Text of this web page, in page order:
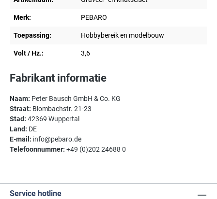
Merk: PEBARO
Toepassing: Hobbybereik en modelbouw
Volt / Hz.: 3,6
Fabrikant informatie
Naam: Peter Bausch GmbH & Co. KG
Straat: Blombachstr. 21-23
Stad: 42369 Wuppertal
Land: DE
E-mail: info@pebaro.de
Telefoonnummer: +49 (0)202 24688 0
Service hotline